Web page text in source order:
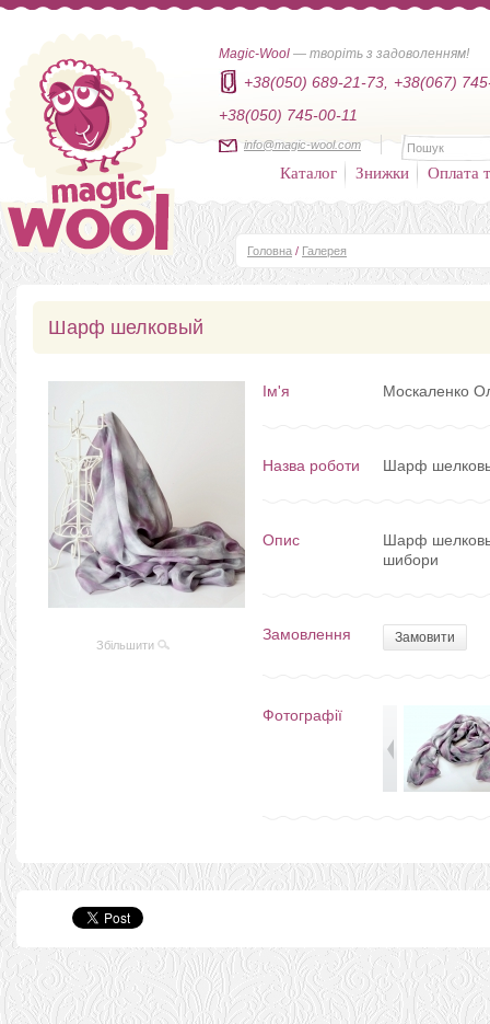
Magic-Wool — творіть з задоволенням!
+38(050) 689-21-73,
+38(067)
+38(050) 745-00-11
info@magic-wool.com
Каталог Знижки Оплата
Головна / Галерея
Шарф шелковый
Збільшити
Ім'я Москаленко
Назва роботи Шарф
Опис
Шарф
шибори
Замовлення Замовити
Фотографії